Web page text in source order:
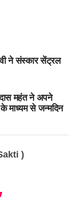
ने संस्कार सेंट्रल
महंत ने अपने
माध्यम से जन्मदिन
)